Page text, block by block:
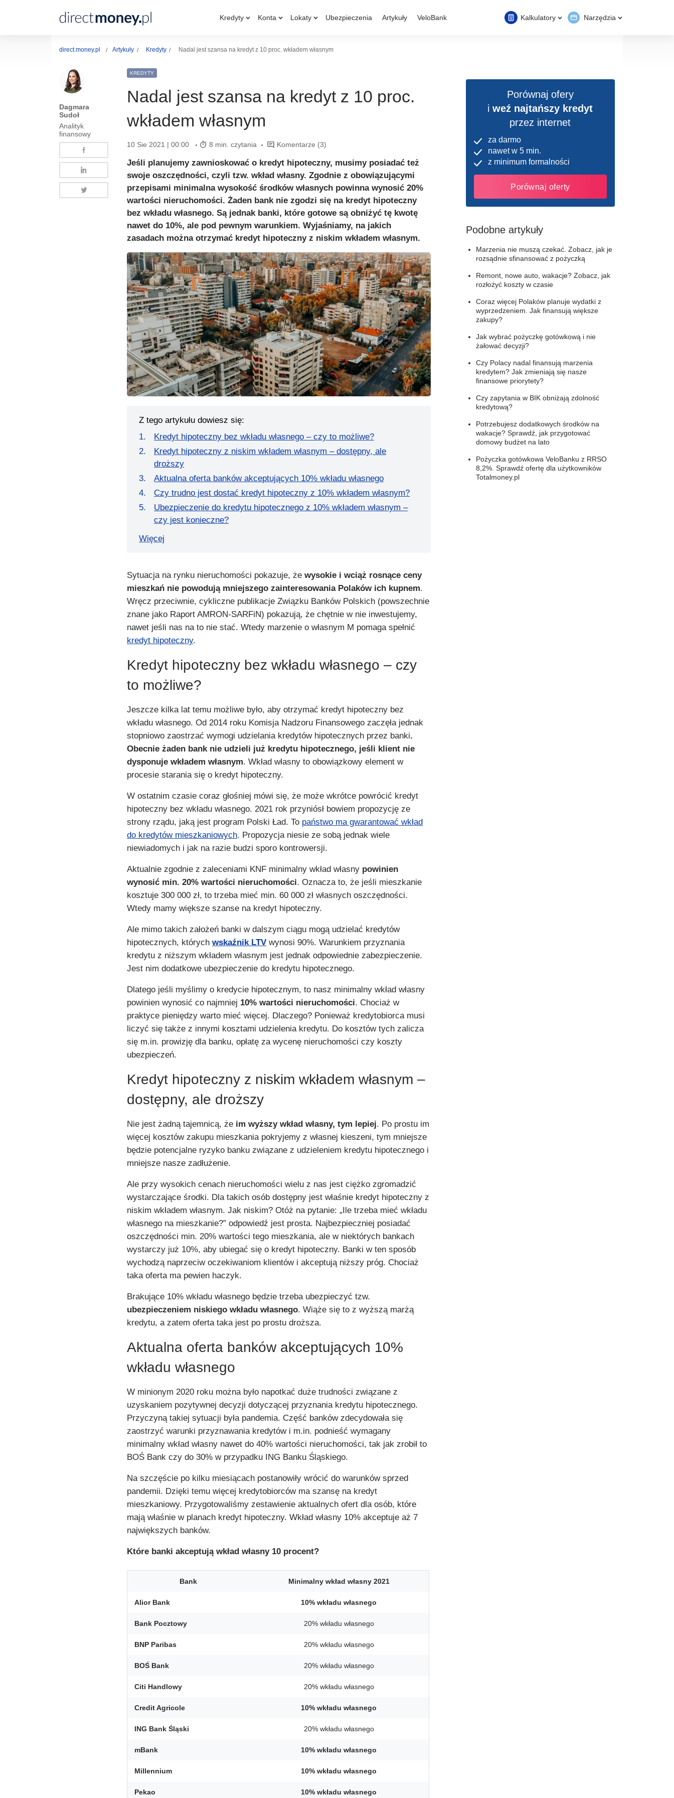
Kredyty Konta Lokaty Ubezpieczenia Artykuły VeloBank Kalkulatory Narzędzia
direct.money.pl Artykuły Kredyty Nadal jest szansa na kredyt z 10 proc. wkładem własnym
Dagmara
Sudoł
Analityk
finansowy
KREDYTY
Nadal jest szansa na kredyt z 10 proc.
wkładem własnym
10 Sie 2021 | 00:00 8 min. czytania Komentarze (3)
Jeśli planujemy zawnioskować o kredyt hipoteczny, musimy posiadać też
swoje oszczędności, czyli tzw. wkład własny. Zgodnie z obowiązującymi
przepisami minimalna wysokość środków własnych powinna wynosić 20%
wartości nieruchomości. Żaden bank nie zgodzi się na kredyt hipoteczny
bez wkładu własnego. Są jednak banki, które gotowe są obniżyć tę kwotę
nawet do 10%, ale pod pewnym warunkiem. Wyjaśniamy, na jakich
zasadach można otrzymać kredyt hipoteczny z niskim wkładem własnym.
Z tego artykułu dowiesz się:
Kredyt hipoteczny bez wkładu własnego – czy to możliwe?
Kredyt hipoteczny z niskim wkładem własnym – dostępny, ale
droższy
Aktualna oferta banków akceptujących 10% wkładu własnego
Czy trudno jest dostać kredyt hipoteczny z 10% wkładem własnym?
Ubezpieczenie do kredytu hipotecznego z 10% wkładem własnym –
czy jest konieczne?
Więcej
Sytuacja na rynku nieruchomości pokazuje, żewysokie i wciąż rosnące ceny
mieszkań nie powodują mniejszego zainteresowania Polaków ich kupnem.
Wręcz przeciwnie, cykliczne publikacje Związku Banków Polskich (powszechnie
znane jako Raport AMRON-SARFiN) pokazują, że chętnie w nie inwestujemy,
nawet jeśli nas na to nie stać. Wtedy marzenie o własnym M pomaga spełnić
kredyt hipoteczny.
Kredyt hipoteczny bez wkładu własnego – czy
to możliwe?
Jeszcze kilka lat temu możliwe było, aby otrzymać kredyt hipoteczny bez
wkładu własnego. Od 2014 roku Komisja Nadzoru Finansowego zaczęła jednak
stopniowo zaostrzać wymogi udzielania kredytów hipotecznych przez banki.
Obecnie żaden bank nie udzieli już kredytu hipotecznego, jeśli klient nie
dysponuje wkładem własnym. Wkład własny to obowiązkowy element w
procesie starania się o kredyt hipoteczny.
W ostatnim czasie coraz głośniej mówi się, że może wkrótce powrócić kredyt
hipoteczny bez wkładu własnego. 2021 rok przyniósł bowiem propozycję ze
strony rządu, jaką jest program Polski Ład. To państwo ma gwarantować wkład
do kredytów mieszkaniowych. Propozycja niesie ze sobą jednak wiele
niewiadomych i jak na razie budzi sporo kontrowersji.
Aktualnie zgodnie z zaleceniami KNF minimalny wkład własny powinien
wynosić min. 20%wartości nieruchomości. Oznacza to, że jeśli mieszkanie
kosztuje 300 000 zł, to trzeba mieć min. 60 000 zł własnych oszczędności.
Wtedy mamy większe szanse na kredyt hipoteczny.
Ale mimo takich założeń banki w dalszym ciągu mogą udzielać kredytów
hipotecznych, którychwskaźnik LTV wynosi 90%. Warunkiem przyznania
kredytu z niższym wkładem własnym jest jednak odpowiednie zabezpieczenie.
Jest nim dodatkowe ubezpieczenie do kredytu hipotecznego.
Dlatego jeśli myślimy o kredycie hipotecznym, to nasz minimalny wkład własny
powinien wynosić co najmniej 10%wartości nieruchomości. Chociaż w
praktyce pieniędzy warto mieć więcej. Dlaczego? Ponieważ kredytobiorca musi
liczyć się także z innymi kosztami udzielenia kredytu. Do kosztów tych zalicza
się m.in. prowizję dla banku, opłatę za wycenę nieruchomości czy koszty
ubezpieczeń.
Kredyt hipoteczny z niskim wkładem własnym –
dostępny, ale droższy
Nie jest żadną tajemnicą, że im wyższy wkład własny, tym lepiej. Po prostu im
więcej kosztów zakupu mieszkania pokryjemy z własnej kieszeni, tym mniejsze
będzie potencjalne ryzyko banku związane z udzieleniem kredytu hipotecznego i
mniejsze nasze zadłużenie.
Ale przy wysokich cenach nieruchomości wielu z nas jest ciężko zgromadzić
wystarczające środki. Dla takich osób dostępny jest właśnie kredyt hipoteczny z
niskim wkładem własnym. Jak niskim? Otóż na pytanie: „Ile trzeba mieć wkładu
własnego na mieszkanie?” odpowiedź jest prosta. Najbezpieczniej posiadać
oszczędności min. 20% wartości tego mieszkania, ale w niektórych bankach
wystarczy już 10%, aby ubiegać się o kredyt hipoteczny. Banki w ten sposób
wychodzą naprzeciw oczekiwaniom klientów i akceptują niższy próg. Chociaż
taka oferta ma pewien haczyk.
Brakujące 10% wkładu własnego będzie trzeba ubezpieczyć tzw.
ubezpieczeniem niskiego wkładu własnego. Wiąże się to z wyższą marżą
kredytu, a zatem oferta taka jest po prostu droższa.
Aktualna oferta banków akceptujących 10%
wkładu własnego
W minionym 2020 roku można było napotkać duże trudności związane z
uzyskaniem pozytywnej decyzji dotyczącej przyznania kredytu hipotecznego.
Przyczyną takiej sytuacji była pandemia. Część banków zdecydowała się
zaostrzyć warunki przyznawania kredytów i m.in. podnieść wymagany
minimalny wkład własny nawet do 40% wartości nieruchomości, tak jak zrobił to
BOŚ Bank czy do 30% w przypadku ING Banku Śląskiego.
Na szczęście po kilku miesiącach postanowiły wrócić do warunków sprzed
pandemii. Dzięki temu więcej kredytobiorców ma szansę na kredyt
mieszkaniowy. Przygotowaliśmy zestawienie aktualnych ofert dla osób, które
mają właśnie w planach kredyt hipoteczny. Wkład własny 10% akceptuje aż 7
największych banków.
Które banki akceptują wkład własny 10 procent?
Bank Minimalny wkład własny2021
Alior Bank 10%wkładu własnego
Bank Pocztowy 20% wkładu własnego
BNP Paribas 20% wkładu własnego
BOŚ Bank 20% wkładu własnego
Citi Handlowy 20% wkładu własnego
Credit Agricole 10%wkładu własnego
ING Bank Śląski 20% wkładu własnego
mBank 10%wkładu własnego
Millennium 10%wkładu własnego
Pekao 10%wkładu własnego
Porównaj ofery
iweź najtańszy kredyt
przez internet
za darmo
nawet w 5 min.
z minimum formalności
Porównaj oferty
Podobne artykuły
Marzenia nie muszą czekać. Zobacz, jak je
rozsądnie sfinansować z pożyczką
Remont, nowe auto, wakacje? Zobacz, jak
rozłożyć koszty w czasie
Coraz więcej Polaków planuje wydatki z
wyprzedzeniem. Jak finansują większe
zakupy?
Jak wybrać pożyczkę gotówkową i nie
żałować decyzji?
Czy Polacy nadal finansują marzenia
kredytem? Jak zmieniają się nasze
finansowe priorytety?
Czy zapytania w BIK obniżają zdolność
kredytową?
Potrzebujesz dodatkowych środków na
wakacje? Sprawdź, jak przygotować
domowy budżet na lato
Pożyczka gotówkowa VeloBanku z RRSO
8,2%. Sprawdź ofertę dla użytkowników
Totalmoney.pl